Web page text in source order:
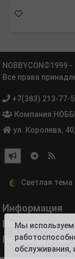
NOBBYCON©1999 -
Все права
+7(383) 213-77-
Компания
ул. Королева,
Информация
Новости
Новые статьи
Мы используем
обслуживания,